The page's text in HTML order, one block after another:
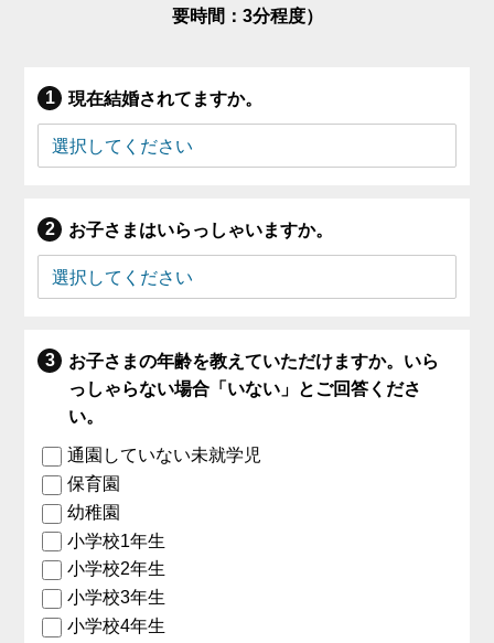
要時間：3分程度）
現在結婚されてますか。
お子さまはいらっしゃいますか。
お子さまの年齢を教えていただけますか。いら
っしゃらない場合「いない」とご回答くださ
い。
通園していない未就学児
保育園
幼稚園
小学校1年生
小学校2年生
小学校3年生
小学校4年生